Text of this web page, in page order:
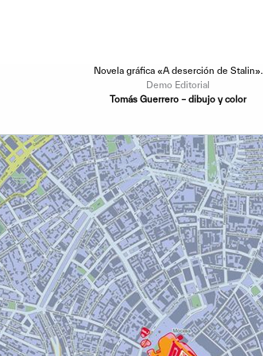
Novela gráfica «A deserción de Stalin».
Demo Editorial
Tomás Guerrero – dibujo y color